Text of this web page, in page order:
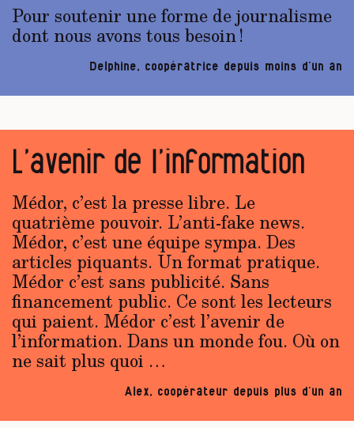
Pour soutenir une forme de journalisme
dont nous avons tous besoin !
Delphine, coopératrice depuis moins d’un an
L’avenir de l’information
Médor, c’est la presse libre. Le
quatrième pouvoir. L’anti-fake news.
Médor, c’est une équipe sympa. Des
articles piquants. Un format pratique.
Médor c’est sans publicité. Sans
financement public. Ce sont les lecteurs
qui paient. Médor c’est l’avenir de
l’information. Dans un monde fou. Où on
ne sait plus quoi …
Alex, coopérateur depuis plus d’un an